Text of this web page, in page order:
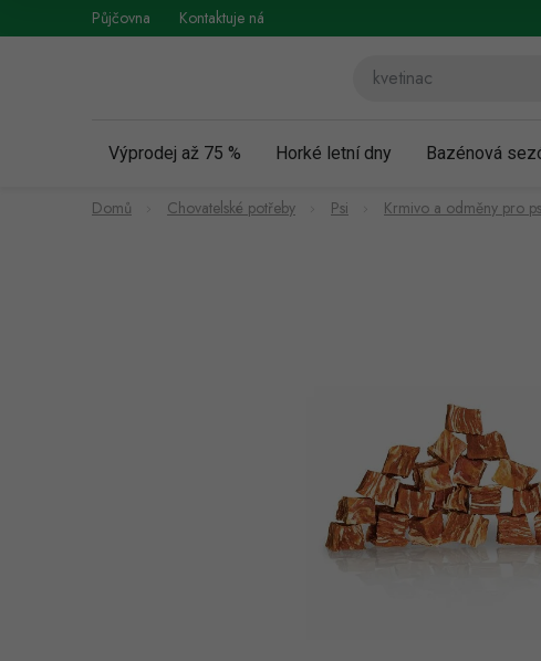
na
Půjčovna Kontaktuje nás Vrácení a
Výprodej až 75 % Horké letní dny Bazénová
Domů Chovatelské potřeby Psi Krmivo a odměny pro